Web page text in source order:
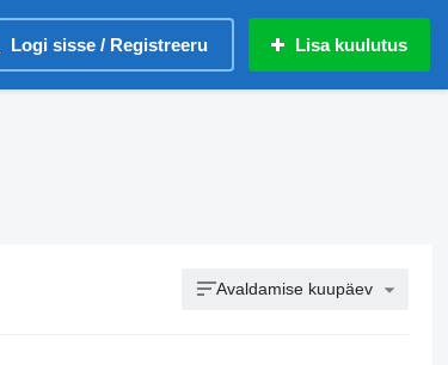
Logi sisse / Registreeru Lisa kuulutus
Avaldamise kuupäev